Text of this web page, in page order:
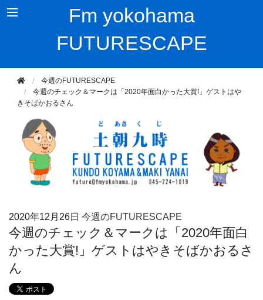
Fm yokohama
FUTURESCAPE
今週のFUTURESCAPE
今週のチェック＆マークは「2020年面白かった大賞!」ゲストはや
きそばかおるさん
2020年12月26日 今週のFUTURESCAPE
今週のチェック＆マークは「2020年面白
かった大賞!」ゲストはやきそばかおるさ
ん